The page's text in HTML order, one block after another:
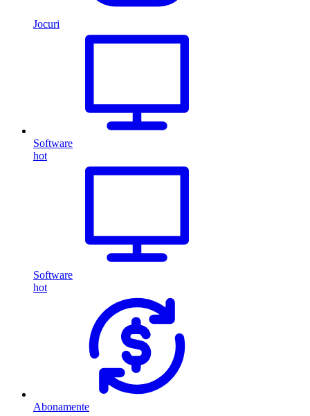
Jocuri
Software
hot
Software
hot
Abonamente